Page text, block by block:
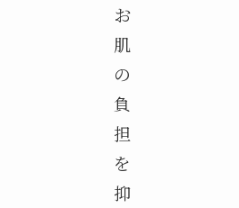
お
肌
の
負
担
を
抑